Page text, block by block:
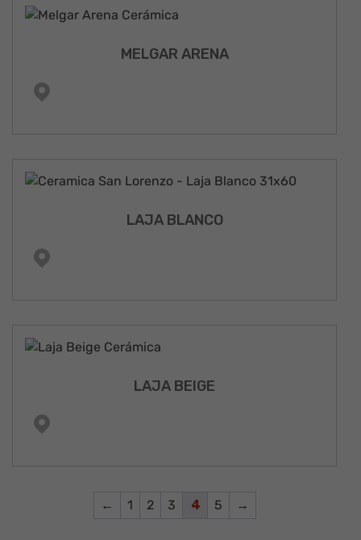
MELGAR ARENA
LAJA BLANCO
LAJA BEIGE
← 1 2 3 4 5 →